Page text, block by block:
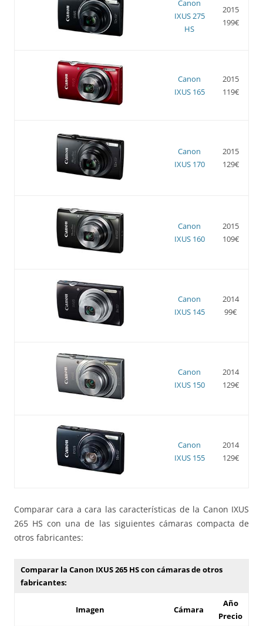
Canon
IXUS 275
HS
2015
199€
Canon
IXUS 165
2015
119€
Canon
IXUS 170
2015
129€
Canon
IXUS 160
2015
109€
Canon
IXUS 145
2014
99€
Canon
IXUS 150
2014
129€
Canon
IXUS 155
2014
129€
Comparar cara a cara las características de la Canon IXUS
265 HS con una de las siguientes cámaras compacta de
otros fabricantes:
Comparar la Canon IXUS 265 HS con cámaras de otros
fabricantes:
Imagen Cámara
Año
Precio